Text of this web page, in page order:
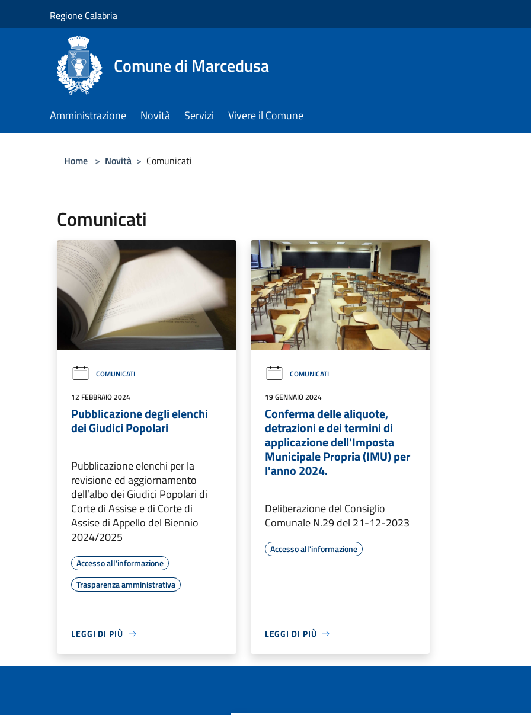
Regione Calabria
Comune di Marcedusa
Amministrazione Novità Servizi Vivere il Comune
Home > Novità > Comunicati
Comunicati
COMUNICATI
12 FEBBRAIO 2024
Pubblicazione degli elenchi
dei Giudici Popolari
Pubblicazione elenchi per la
revisione ed aggiornamento
dell’albo dei Giudici Popolari di
Corte di Assise e di Corte di
Assise di Appello del Biennio
2024/2025
Accesso all'informazione
Trasparenza amministrativa
LEGGI DI PIÙ
COMUNICATI
19 GENNAIO 2024
Conferma delle aliquote,
detrazioni e dei termini di
applicazione dell'Imposta
Municipale Propria (IMU) per
l'anno 2024.
Deliberazione del Consiglio
Comunale N.29 del 21-12-2023
Accesso all'informazione
LEGGI DI PIÙ